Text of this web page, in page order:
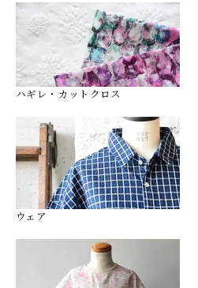
ハギレ・カットクロス
ウェア